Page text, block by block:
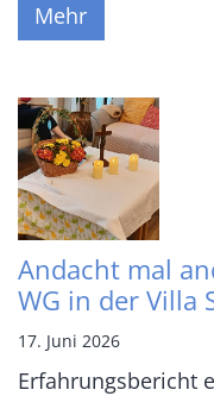
Mehr
Andacht mal
WG in der Villa
17. Juni 2026
Erfahrungsbericht